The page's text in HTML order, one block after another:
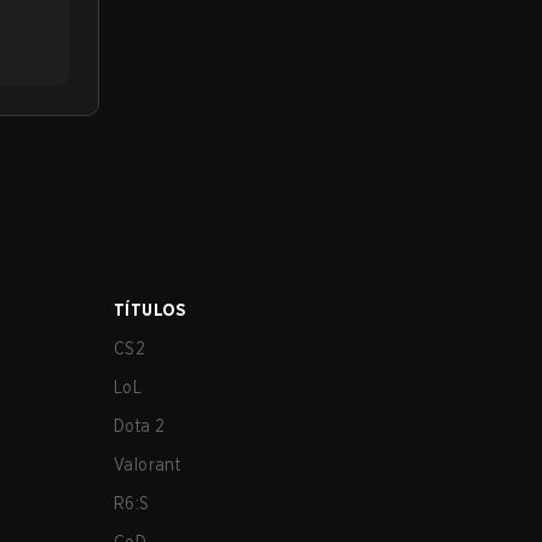
TÍTULOS
CS2
LoL
Dota 2
Valorant
R6:S